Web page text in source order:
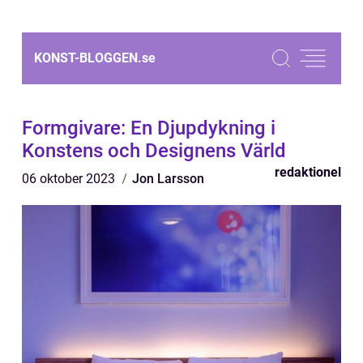
KONST-BLOGGEN.se
Formgivare: En Djupdykning i
Konstens och Designens Värld
06 oktober 2023 Jon Larsson redaktionel